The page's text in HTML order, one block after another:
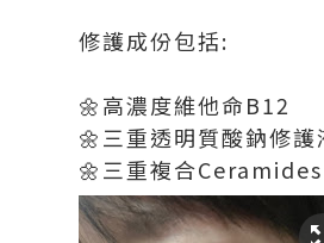
修護成份包括:
🌼高濃度維他命B12
🌼三重透明質酸鈉修護
🌼三重複合Ceramides